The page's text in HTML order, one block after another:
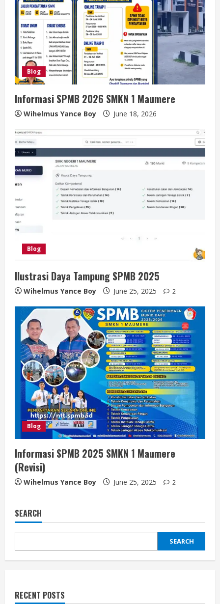
Blog
Informasi SPMB 2026 SMKN 1 Maumere
Wihelmus Yance Boy June 18, 2026
Blog
Ilustrasi Daya Tampung SPMB 2025
Wihelmus Yance Boy June 25, 2025 2
Blog
Informasi SPMB 2025 SMKN 1 Maumere
(Revisi)
Wihelmus Yance Boy June 25, 2025 2
SEARCH
SEARCH
RECENT POSTS